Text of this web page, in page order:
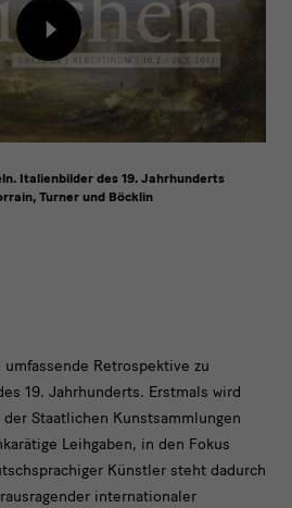
Inhalt
von
externem
Anbieter
laden
Italienbilder des 19. Jahrhunderts
Turner und Böcklin
Retrospektive zu
19. Jahrhunderts. Erstmals wird
Staatlichen Kunstsammlungen
Leihgaben, in den Fokus
Künstler steht dadurch
internationaler